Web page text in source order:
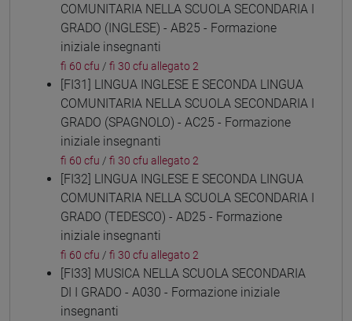
COMUNITARIA NELLA SCUOLA SECONDARIA I
GRADO (INGLESE) - AB25 - Formazione
iniziale insegnanti
fi 60 cfu / fi 30 cfu allegato 2
[FI31] LINGUA INGLESE E SECONDA LINGUA
COMUNITARIA NELLA SCUOLA SECONDARIA I
GRADO (SPAGNOLO) - AC25 - Formazione
iniziale insegnanti
fi 60 cfu / fi 30 cfu allegato 2
[FI32] LINGUA INGLESE E SECONDA LINGUA
COMUNITARIA NELLA SCUOLA SECONDARIA I
GRADO (TEDESCO) - AD25 - Formazione
iniziale insegnanti
fi 60 cfu / fi 30 cfu allegato 2
[FI33] MUSICA NELLA SCUOLA SECONDARIA
DI I GRADO - A030 - Formazione iniziale
insegnanti